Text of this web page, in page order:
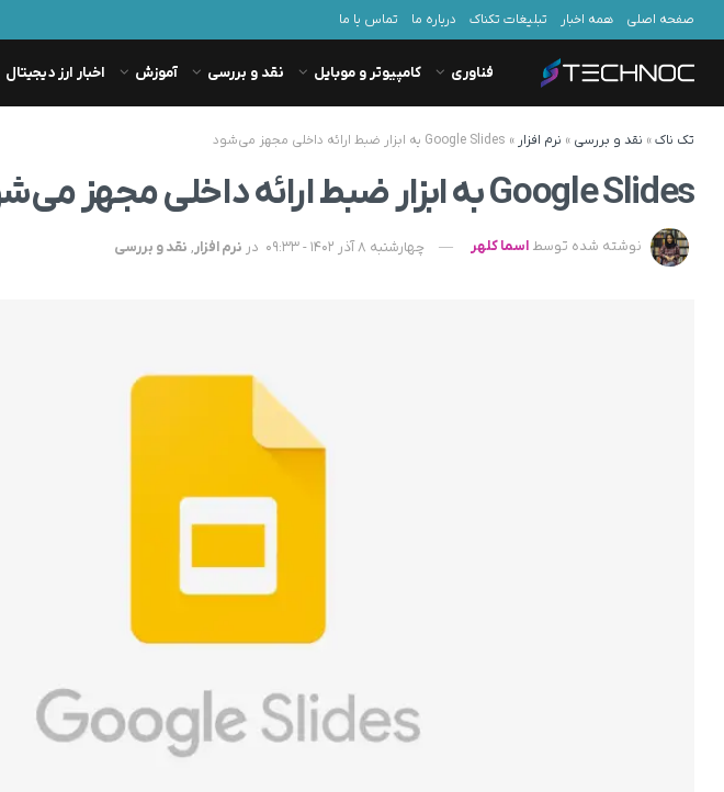
صفحه اصلی همه اخبار تبلیغات تکناک درباره ما تماس با ما
فناوری کامپیوتر و موبایل نقد و بررسی آموزش اخبار ارز دیجیتال
تک ناک» نقد و بررسی » نرم افزار » Google Slides به ابزار ضبط ارائه داخلی مجهز می‌شود
Google Slides به ابزار ضبط ارائه داخلی مجهز می‌شود
نوشته شده توسط اسما کلهر چهارشنبه 8 آذر 1402 - 09:33 در نرم افزار, نقد و بررسی